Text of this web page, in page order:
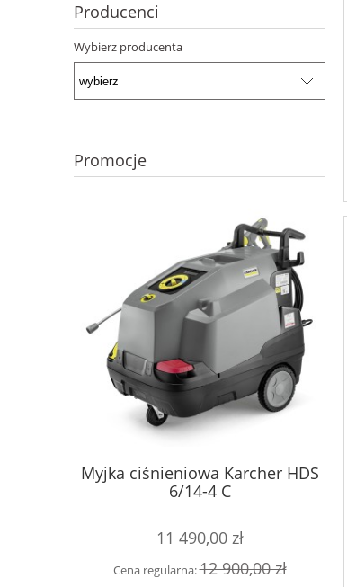
Producenci
Wybierz producenta
Promocje
Myjka ciśnieniowa Karcher HDS
6/14-4 C
11 490,00 zł
Cena regularna:12 900,00 zł